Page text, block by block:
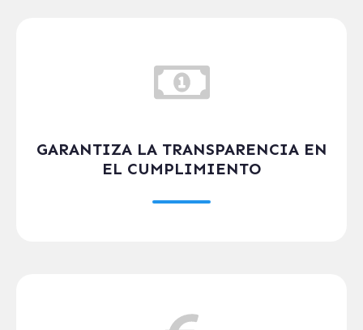
GARANTIZA LA TRANSPARENCIA EN
EL CUMPLIMIENTO